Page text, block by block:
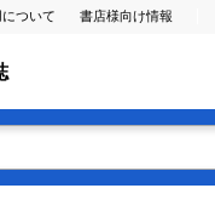
ついて 書店様向け情報